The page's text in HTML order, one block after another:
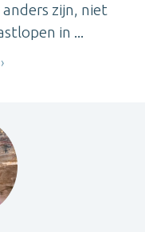
zijn, niet
in ...